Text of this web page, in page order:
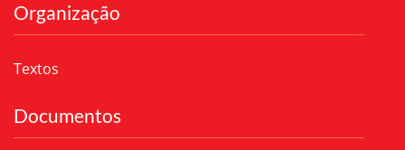
Organização
Textos
Documentos